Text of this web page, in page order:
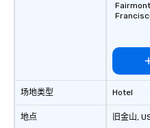
场地类型
地点
Hotel
旧金山,